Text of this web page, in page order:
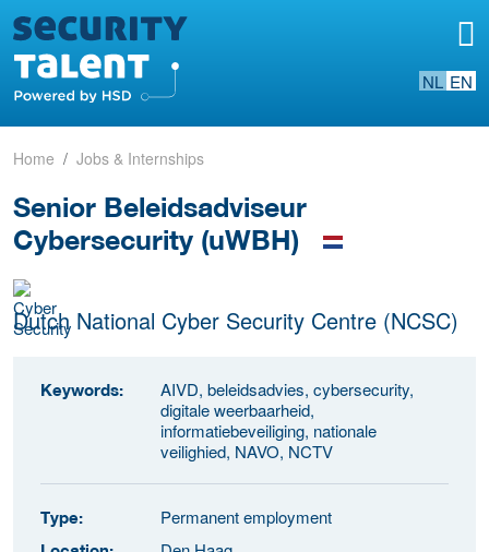
NL EN
Home Jobs & Internships
Senior Beleidsadviseur
Cybersecurity (uWBH)
Dutch National Cyber Security Centre (NCSC)
Keywords:
AIVD, beleidsadvies, cybersecurity,
digitale weerbaarheid,
informatiebeveiliging, nationale
veilighied, NAVO, NCTV
Type: Permanent employment